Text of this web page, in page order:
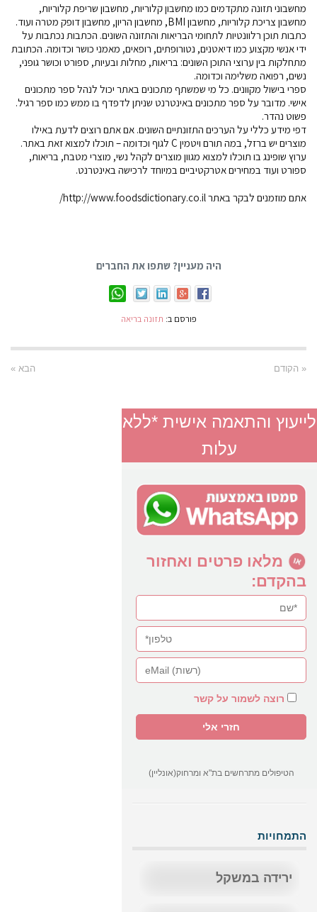
מחשבוני תזונה מתקדמים כמו מחשבון קלוריות, מחשבון שריפת קלוריות,
מחשבון צריכת קלוריות, מחשבון BMI, מחשבון הריון, מחשבון דופק מטרה ועוד.
כתבות תוכן רלוונטיות לתחומי הבריאות והתזונה השונים. הכתבות נכתבות על
ידי אנשי מקצוע כמו דיאטנים, נטורופתים, רופאים, מאמני כושר וכדומה. הכתובת
מתחלקות בין ערוצי התוכן השונים: בריאות, מחלות ובעיות, ספורט וכושר גופני,
נשים, רפואה משלימה וכדומה.
ספרי בישול מקוונים. כל מי שמשתף מתכונים באתר יכול לנהל ספר מתכונים
אישי. מדובר על ספר מתכונים באינטרנט שניתן לדפדף בו ממש כמו ספר רגיל.
פשוט נהדר.
דפי מידע כללי על הערכים התזונתיים השונים. אם אתם רוצים לדעת באילו
מוצרים יש ברזל, במה תורם ויטמין C לגוף וכדומה – תוכלו למצוא זאת באתר.
ערוץ שופינג בו תוכלו למצוא מגוון מוצרים לקהל נשי, מוצרי מטבח, בריאות,
ספורט ועוד במחירים אטרקטיביים במיוחד לרכישה באינטרנט.
אתם מוזמנים לבקר באתר http://www.foodsdictionary.co.il/
היה מעניין? שתפו את החברים
פורסם ב: תזונה בריאה
« הקודם הבא »
לייעוץ והתאמה אישית *ללא
עלות
מלאו פרטים ואחזור
בהקדם:
רוצה לשמור על קשר
הטיפולים מתרחשים בת"א ומרחוק(אונליין)
התמחויות
ירידה במשקל